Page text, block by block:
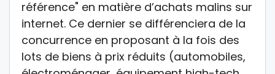
référence" en matière d’achats malins sur
internet. Ce dernier se différenciera de la
concurrence en proposant à la fois des
lots de biens à prix réduits (automobiles,